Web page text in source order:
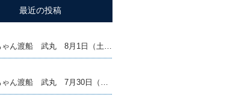
最近の投稿
大ちゃん渡船 武丸 8月1日（土）磯釣り釣果
大ちゃん渡船 武丸 7月30日（木）磯釣り釣果